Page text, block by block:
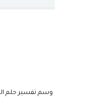
وسم تفسير حلم